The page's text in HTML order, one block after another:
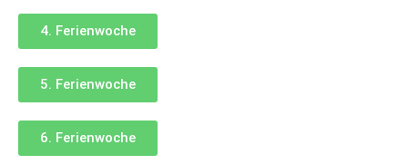
4. Ferienwoche
5. Ferienwoche
6. Ferienwoche